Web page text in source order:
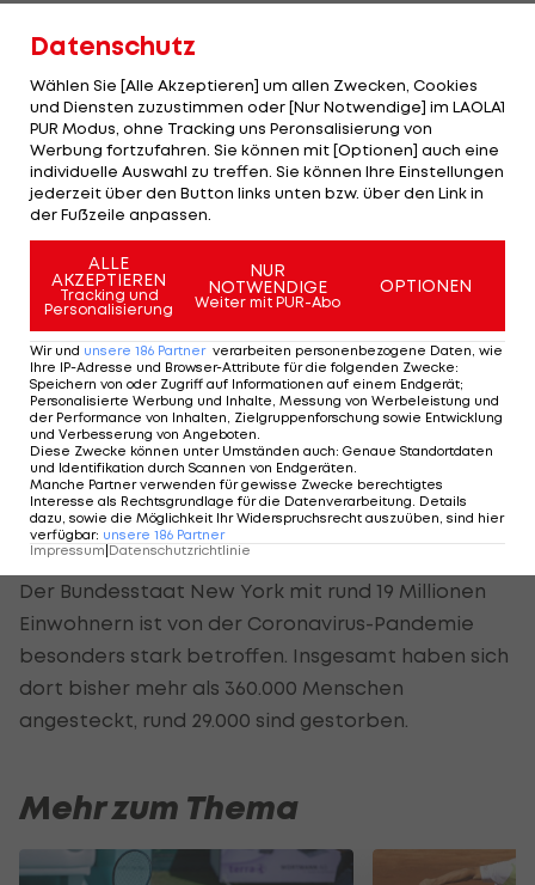
HIGHLIGHTS: LASK - SK Sturm Graz
Fußball - Frauen-Bundesliga
FC Blau-Weiß Linz
Fußball -
Spiele noch in diesem Sommer
Schon zuvor hatte Cuomo immer wieder betont,
dass er auf Spiele in den großen Ligen - ohne
Zuschauer in den Stadien - noch in diesem
Sommer hoffe.
Derzeit sind so gut wie alle großen Ligen wegen
der Pandemie entweder unterbrochen oder
haben ihren Saisonstart verschoben.
Der Bundesstaat New York mit rund 19 Millionen
Einwohnern ist von der Coronavirus-Pandemie
besonders stark betroffen. Insgesamt haben sich
dort bisher mehr als 360.000 Menschen
angesteckt, rund 29.000 sind gestorben.
Mehr zum Thema
Datenschutz
Wählen Sie [Alle Akzeptieren] um allen Zwecken, Cookies
und Diensten zuzustimmen oder [Nur Notwendige] im LAOLA1
PUR Modus, ohne Tracking uns Peronsalisierung von
Werbung fortzufahren. Sie können mit [Optionen] auch eine
individuelle Auswahl zu treffen. Sie können Ihre Einstellungen
jederzeit über den Button links unten bzw. über den Link in
der Fußzeile anpassen.
ALLE
AKZEPTIEREN
Tracking und
Personalisierung
NUR
NOTWENDIGE
Weiter mit PUR-Abo
OPTIONEN
Wir und unsere 186 Partner verarbeiten personenbezogene Daten, wie
Ihre IP-Adresse und Browser-Attribute für die folgenden Zwecke:
Speichern von oder Zugriff auf Informationen auf einem Endgerät;
Personalisierte Werbung und Inhalte, Messung von Werbeleistung und
der Performance von Inhalten, Zielgruppenforschung sowie Entwicklung
und Verbesserung von Angeboten.
Diese Zwecke können unter Umständen auch: Genaue Standortdaten
und Identifikation durch Scannen von Endgeräten.
Manche Partner verwenden für gewisse Zwecke berechtigtes
Interesse als Rechtsgrundlage für die Datenverarbeitung. Details
dazu, sowie die Möglichkeit Ihr Widerspruchsrecht auszuüben, sind hier
verfügbar: unsere 186 Partner
Impressum Datenschutzrichtlinie